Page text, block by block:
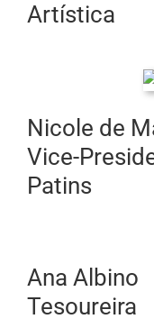
Artística
Nicole de
Vice-
Patins
Ana Albino
Tesoureira